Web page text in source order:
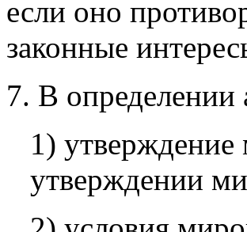
если оно
законные
7. В определении
1) утверждение
утверждении